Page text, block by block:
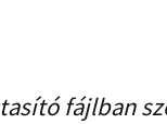
fájlban